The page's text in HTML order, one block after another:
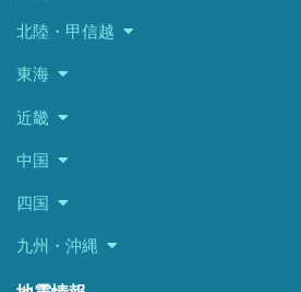
北陸・甲信越
東海
近畿
中国
四国
九州・沖縄